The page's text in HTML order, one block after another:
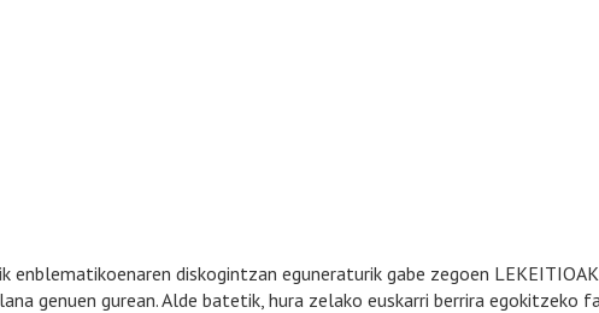
enblematikoenaren diskogintzan eguneraturik gabe zegoen
genuen gurean. Alde batetik, hura zelako euskarri berrira egokitzeko